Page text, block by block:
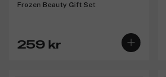
Frozen Beauty Gift Set
259 kr